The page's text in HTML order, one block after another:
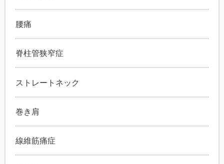
腰痛
脊柱管狭窄症
ストレートネック
巻き肩
線維筋痛症